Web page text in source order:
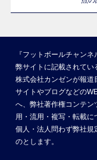
『フットボールチャン
弊サイトに記載されてい
株式会社カンゼンが報道
サイトやブログなどの
へ、弊社著作権コンテン
用・流用・複写・転載に
個人・法人問わず弊社規
のとします。